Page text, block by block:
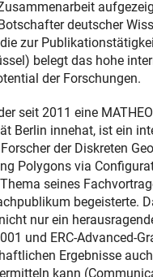
deutscher
zur
belegt das hohe
der Forschungen.
seit 2011 eine
Berlin innehat, ist ein
der Diskreten
Polygons via
seines
begeisterte.
nur ein
und ERC-Advanced-
Ergebnisse
kann